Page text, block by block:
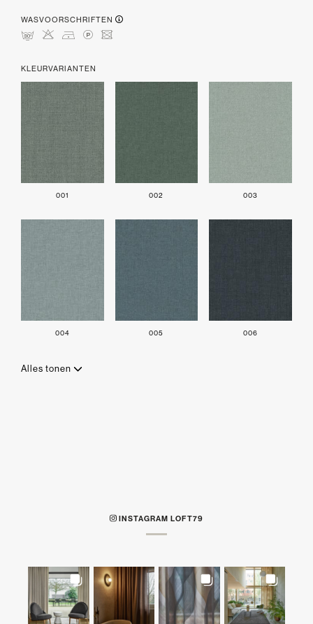
WASVOORSCHRIFTEN
mHDLU
KLEURVARIANTEN
001 002 003
004 005 006
Alles tonen
INSTAGRAM LOFT79